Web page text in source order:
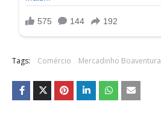
Tags: Comércio Mercadinho Boaventura